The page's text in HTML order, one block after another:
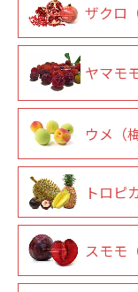
ザクロ
ヤマモ
ウメ（
トロピ
スモモ